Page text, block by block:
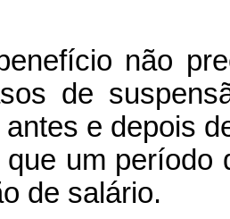
não
de
e depois
um período
de salário.